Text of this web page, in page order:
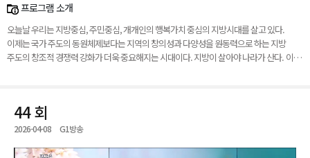
프로그램 소개
오늘날 우리는 지방중심, 주민중심, 개개인의 행복가치 중심의 지방시대를 살고 있다.
이제는 국가 주도의 동원체제보다는 지역의 창의성과 다양성을 원동력으로 하는 지방
주도의 창조적 경쟁력 강화가 더욱 중요해지는 시대이다. 지방이 살아야 나라가 산다. 이
44 회
2026-04-08 G1방송